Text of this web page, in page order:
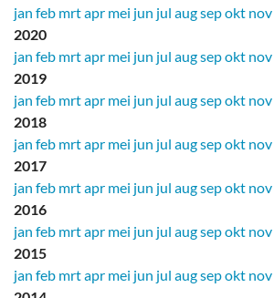
jan feb mrtapr mei jun jul augsepokt nov
2020
jan feb mrtapr mei jun jul augsepokt nov
2019
jan feb mrtapr mei jun jul augsepokt nov
2018
jan feb mrtapr mei jun jul augsepokt nov
2017
jan feb mrtapr mei jun jul augsepokt nov
2016
jan feb mrtapr mei jun jul augsepokt nov
2015
jan feb mrtapr mei jun jul augsepokt nov